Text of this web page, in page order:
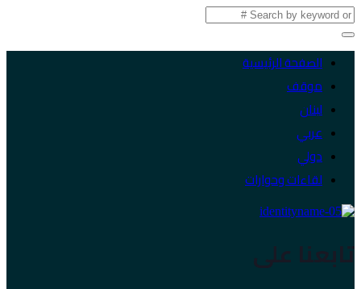
الصفحة الرئيسية
موقف
لبنان
عربي
دولي
لقاءات وحوارات
تابعنا على